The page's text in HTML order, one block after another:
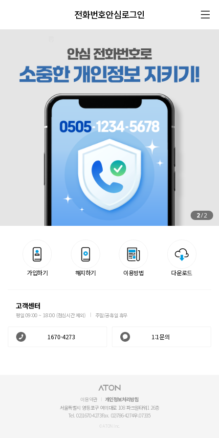
전화번호안심로그인
2/2
가입하기 해지하기 이용방법 다운로드
고객센터
평일 09:00 ~ 18:00 (점심시간 제외) 주말/공휴일 휴무
1670-4273 1:1문의
이용약관
개인정보처리방침
서울특별시 영등포구 여의대로 108 파크원타워1 26층
Tel. 02)1670-4273Fax. 02)786-4274우.07335
© ATON Inc.